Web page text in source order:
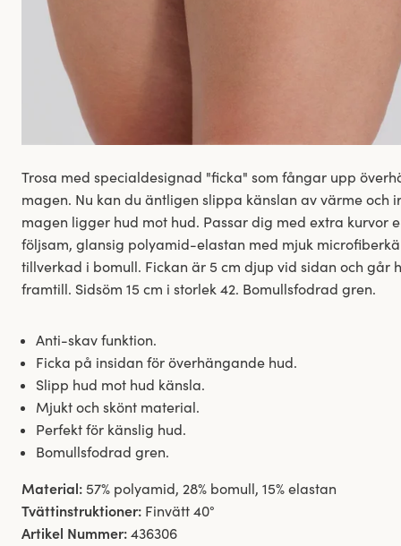
Trosa med specialdesignad "ficka" som fångar upp
magen. Nu kan du äntligen slippa känslan av värme och
magen ligger hud mot hud. Passar dig med extra kurvor
följsam, glansig polyamid-elastan med mjuk
tillverkad i bomull. Fickan är 5 cm djup vid sidan och går
framtill. Sidsöm 15 cm i storlek 42. Bomullsfodrad gren.
Anti-skav funktion.
Ficka på insidan för överhängande hud.
Slipp hud mot hud känsla.
Mjukt och skönt material.
Perfekt för känslig hud.
Bomullsfodrad gren.
Material: 57% polyamid, 28% bomull, 15% elastan
Tvättinstruktioner: Finvätt 40°
Artikel Nummer: 436306